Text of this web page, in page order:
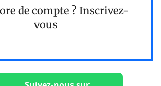
de compte ? Inscrivez-
vous